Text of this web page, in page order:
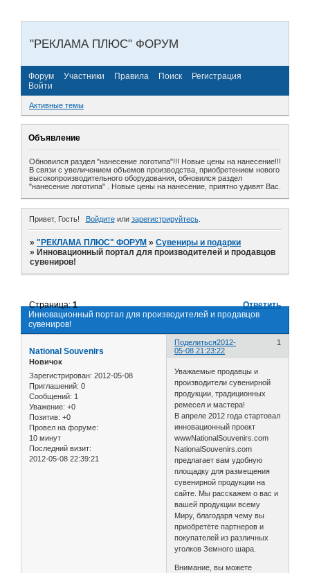
"РЕКЛАМА ПЛЮС" ФОРУМ
Форум Участники Правила Поиск
Регистрация
Войти
Активные темы
Объявление
Обновился раздел "нанесение логотипа"!!! Новые цены на нанесение!!!
В связи с увеличением объемов производства, приобретением нового
высокопроизводительного оборудования, обновился раздел
"нанесение логотипа" . Новые цены на нанесение, приятно удивят Вас.
Привет, Гость! Войдитеили зарегистрируйтесь.
»"РЕКЛАМА ПЛЮС" ФОРУМ »Сувениры и подарки
» Инновационный портал для производителей и продавцов
сувениров!
Инновационный портал для производителей и продавцов
сувениров!
Страница:1 Ответить
Поделиться 1
2012-
05-08 21:23:22
National Souvenirs
Новичок
Зарегистрирован: 2012-05-08
Приглашений: 0
Сообщений: 1
Уважение: +0
Позитив: +0
Провел на форуме:
10 минут
Последний визит:
2012-05-08 22:39:21
Уважаемые продавцы и
производители сувенирной
продукции, традиционных
ремесел и мастера!
В апреле 2012 года стартовал
инновационный проект
wwwNationalSouvenirs.com
NationalSouvenirs.com
предлагает вам удобную
площадку для размещения
сувенирной продукции на
сайте. Мы расскажем о вас и
вашей продукции всему
Миру, благодаря чему вы
приобретёте партнеров и
покупателей из различных
уголков Земного шара.
Внимание, вы можете